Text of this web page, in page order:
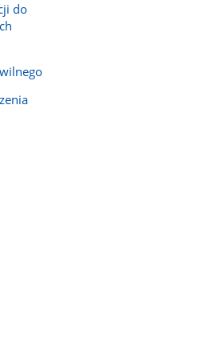
do